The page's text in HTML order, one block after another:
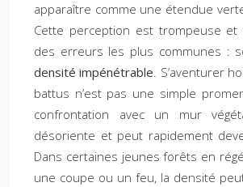
apparaître comme une étendue
Cette perception est trompeuse et
des erreurs les plus communes :
densité impénétrable. S’aventurer
battus n’est pas une simple
confrontation avec un mur
désoriente et peut rapidement
Dans certaines jeunes forêts en
une coupe ou un feu, la densité